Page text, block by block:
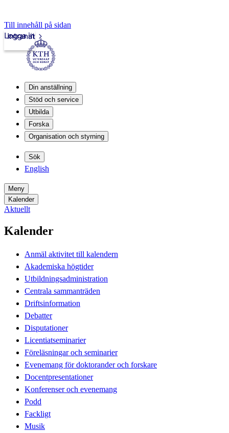
Till innehåll på sidan
Intranät
Logga in
Din anställning
Stöd och service
Utbilda
Forska
Organisation och styrning
Sök
English
Meny
Kalender
Aktuellt
Kalender
Anmäl aktivitet till kalendern
Akademiska högtider
Utbildningsadministration
Centrala sammanträden
Driftsinformation
Debatter
Disputationer
Licentiatseminarier
Föreläsningar och seminarier
Evenemang för doktorander och forskare
Docentpresentationer
Konferenser och evenemang
Podd
Fackligt
Musik